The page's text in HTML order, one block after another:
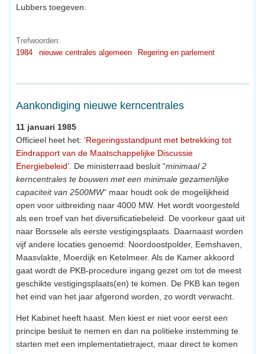
Lubbers toegeven.
Trefwoorden:
1984
nieuwe centrales algemeen Regering en parlement
Aankondiging nieuwe kerncentrales
11 januari 1985
Officieel heet het: ‘Regeringsstandpunt met betrekking tot
Eindrapport van de Maatschappelijke Discussie
Energiebeleid’. De ministerraad besluit “minimaal 2
kerncentrales te bouwen met een minimale gezamenlijke
capaciteit van 2500MW“ maar houdt ook de mogelijkheid
open voor uitbreiding naar 4000 MW. Het wordt voorgesteld
als een troef van het diversificatiebeleid. De voorkeur gaat uit
naar Borssele als eerste vestigingsplaats. Daarnaast worden
vijf andere locaties genoemd: Noordoostpolder, Eemshaven,
Maasvlakte, Moerdijk en Ketelmeer. Als de Kamer akkoord
gaat wordt de PKB-procedure ingang gezet om tot de meest
geschikte vestigingsplaats(en) te komen. De PKB kan tegen
het eind van het jaar afgerond worden, zo wordt verwacht.
Het Kabinet heeft haast. Men kiest er niet voor eerst een
principe besluit te nemen en dan na politieke instemming te
starten met een implementatietraject, maar direct te komen